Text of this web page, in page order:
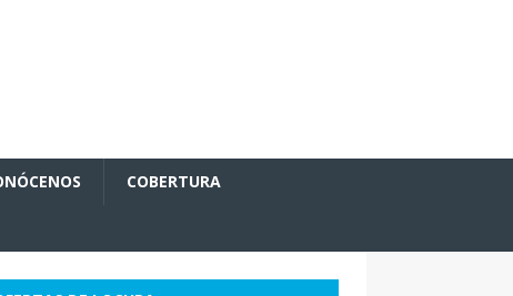
COBERTURA